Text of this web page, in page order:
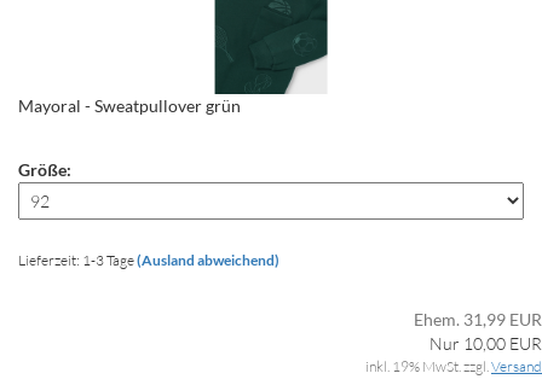
Mayoral - Sweatpullover grün
Größe:
Lieferzeit: 1-3 Tage(Ausland abweichend)
Ehem. 31,99 EUR
Nur 10,00 EUR
inkl. 19% MwSt. zzgl.Versand